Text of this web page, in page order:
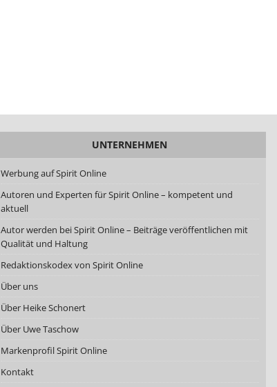
UNTERNEHMEN
Werbung auf Spirit Online
Autoren und Experten für Spirit Online – kompetent und
aktuell
Autor werden bei Spirit Online – Beiträge veröffentlichen mit
Qualität und Haltung
Redaktionskodex von Spirit Online
Über uns
Über Heike Schonert
Über Uwe Taschow
Markenprofil Spirit Online
Kontakt